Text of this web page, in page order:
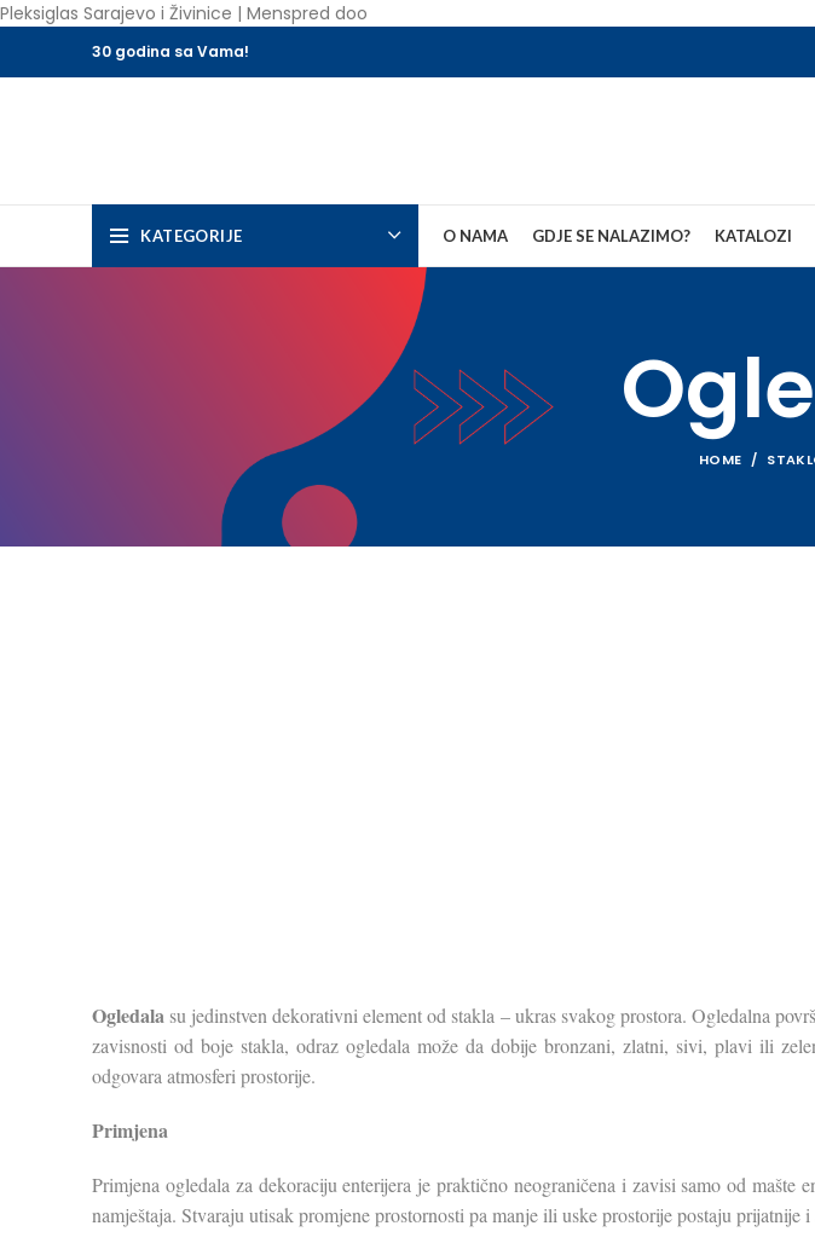
Pleksiglas Sarajevo i Živinice | Menspred doo
30 godina sa Vama!
KATEGORIJE O NAMA GDJE SE NALAZIMO? KATALOZI
HOME
Ogledala su jedinstven dekorativni element od stakla – ukras svakog prostora. Ogledalna
zavisnosti od boje stakla, odraz ogledala može da dobije bronzani, zlatni, sivi, plavi ili
odgovara atmosferi prostorije.
Primjena
Primjena ogledala za dekoraciju enterijera je praktično neograničena i zavisi samo od
namještaja. Stvaraju utisak promjene prostornosti pa manje ili uske prostorije postaju prijatnije